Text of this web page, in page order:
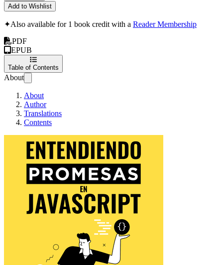
Add to Wishlist
✦Also available for 1 book credit with a Reader Membership
PDF
EPUB
Table of Contents
About
About
Author
Translations
Contents